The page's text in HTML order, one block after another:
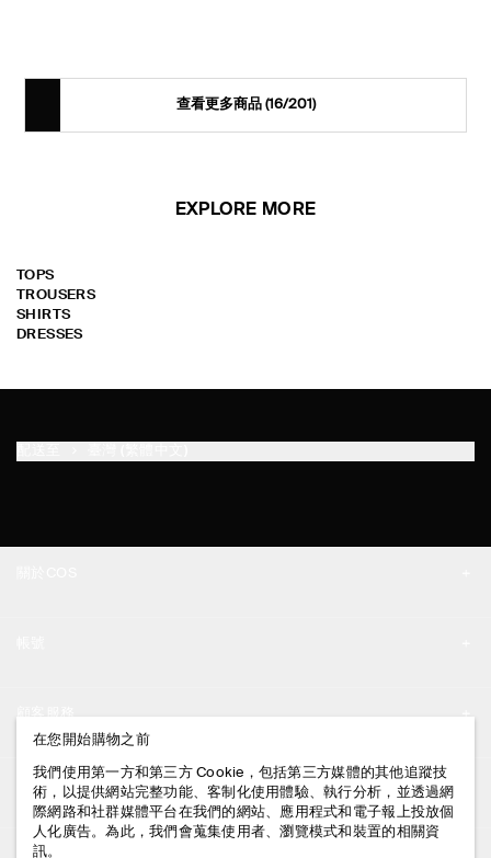
查看更多商品 (16/201)
EXPLORE MORE
TOPS
TROUSERS
SHIRTS
DRESSES
門市資訊
登入 / 註冊
聯絡我們
配送說明
付款說明
法律資訊
隱私權政策
追蹤COS
在您開始購物之前
我們使用第一方和第三方 Cookie，包括第三方媒體的其他追蹤技
術，以提供網站完整功能、客制化使用體驗、執行分析，並透過網
際網路和社群媒體平台在我們的網站、應用程式和電子報上投放個
人化廣告。為此，我們會蒐集使用者、瀏覽模式和裝置的相關資
訊。